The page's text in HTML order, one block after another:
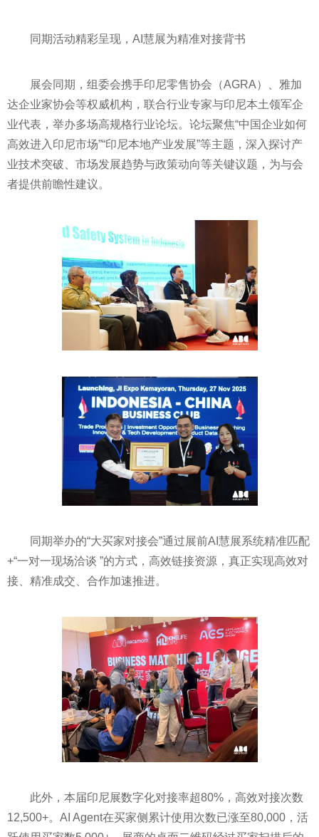
同期活动精彩呈现，AI慧展为精准对接背书
展会同期，组委会携手印尼零售协会（AGRA）、雅加
达企业家协会等权威机构，联合行业专家与印尼本土领军企
业代表，举办多场高规格行业论坛。论坛聚焦“中国企业如何
高效进入印尼市场”“印尼本地产业发展”等主题，深入探讨产
业技术突破、市场发展趋势与政策动向等关键议题，为与会
者提供前瞻性建议。
同期举办的“大买家对接会”通过展前AI慧展系统精准匹配
+“一对一现场洽谈 ”的方式，高效链接资源，真正实现高效对
接、精准成交、合作加速推进。
此外，本届印尼展数字化对接率超80%，高效对接次数
12,500+。AI Agent在买家侧累计使用次数已涨至80,000，活